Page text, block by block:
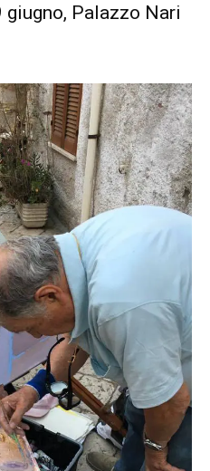
giugno, Palazzo Nari